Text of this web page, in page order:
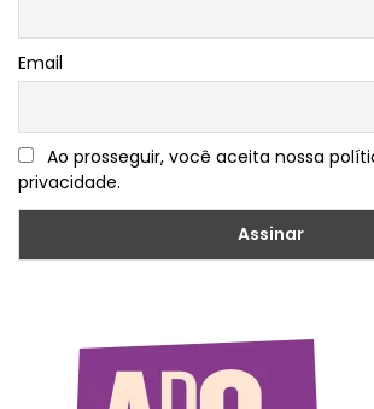
Email
Ao prosseguir, você aceita nossa
privacidade.